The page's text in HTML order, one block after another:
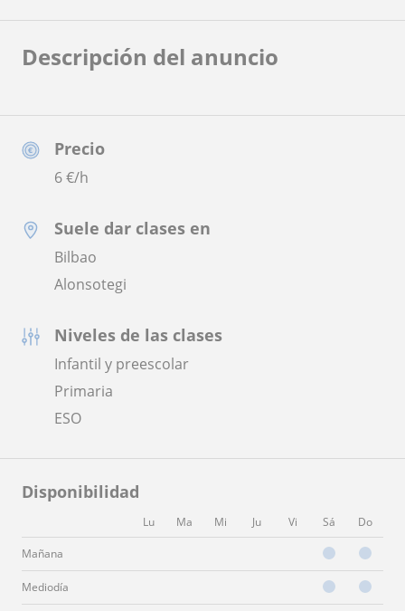
Precio
6€/h
Suele dar clases en
Bilbao
Alonsotegi
Niveles de las clases
Infantil y preescolar
Primaria
ESO
Disponibilidad
Lu Ma Mi Ju Vi Sá Do
Mañana
Mediodía
Descripción del anuncio